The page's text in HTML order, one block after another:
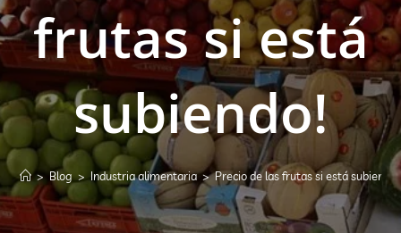
frutas si está
subiendo!
> Blog > Industria alimentaria > Precio de las frutas si está subiendo!